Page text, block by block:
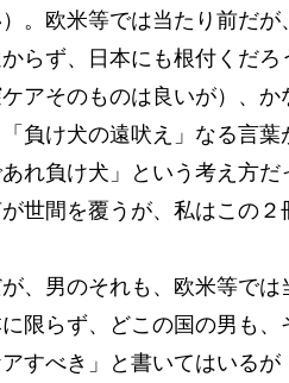
。欧米等では当たり前だ
らず、日本にも根付くだろ
アそのものは良いが）、
負け犬の遠吠え」なる言葉
れ負け犬」という考え方
世間を覆うが、私はこの
、男のそれも、欧米等で
限らず、どこの国の男も
すべき」と書いてはいる